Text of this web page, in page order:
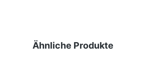
Produktgalerie überspringen
Ähnliche Produkte